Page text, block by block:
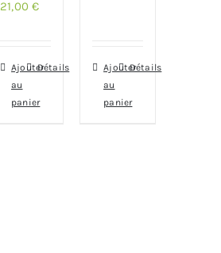
21,00€
Ajouter
au
panier
Détails
Ajouter
au
panier
Détails